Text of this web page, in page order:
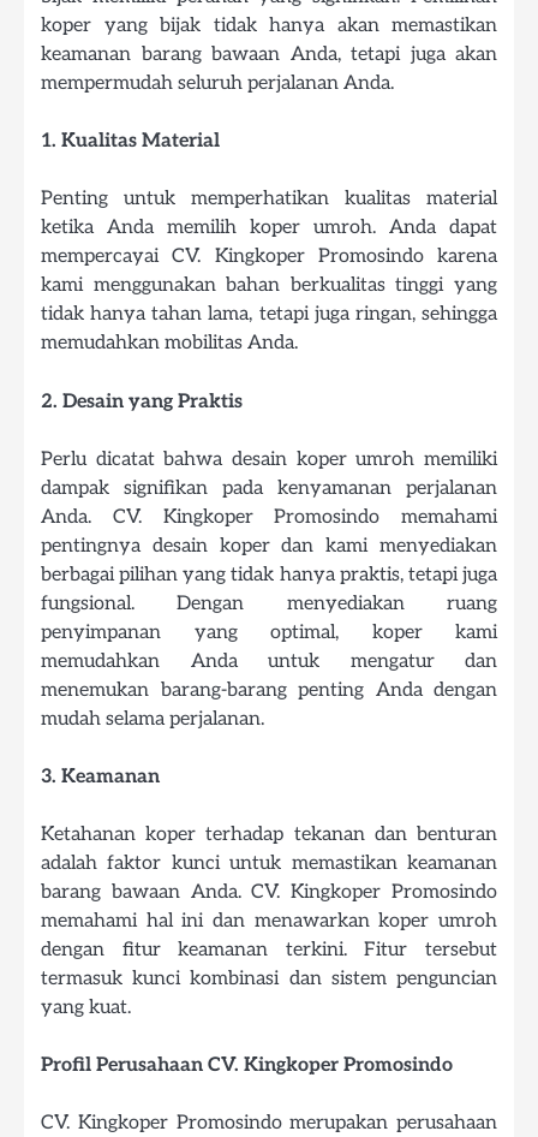
koper yang bijak tidak hanya akan memastikan
keamanan barang bawaan Anda, tetapi juga akan
mempermudah seluruh perjalanan Anda.
1. Kualitas Material
Penting untuk memperhatikan kualitas material
ketika Anda memilih koper umroh. Anda dapat
mempercayai CV. Kingkoper Promosindo karena
kami menggunakan bahan berkualitas tinggi yang
tidak hanya tahan lama, tetapi juga ringan, sehingga
memudahkan mobilitas Anda.
2. Desain yang Praktis
Perlu dicatat bahwa desain koper umroh memiliki
dampak signifikan pada kenyamanan perjalanan
Anda. CV. Kingkoper Promosindo memahami
pentingnya desain koper dan kami menyediakan
berbagai pilihan yang tidak hanya praktis, tetapi juga
fungsional. Dengan menyediakan ruang
penyimpanan yang optimal, koper kami
memudahkan Anda untuk mengatur dan
menemukan barang-barang penting Anda dengan
mudah selama perjalanan.
3. Keamanan
Ketahanan koper terhadap tekanan dan benturan
adalah faktor kunci untuk memastikan keamanan
barang bawaan Anda. CV. Kingkoper Promosindo
memahami hal ini dan menawarkan koper umroh
dengan fitur keamanan terkini. Fitur tersebut
termasuk kunci kombinasi dan sistem penguncian
yang kuat.
Profil Perusahaan CV. Kingkoper Promosindo
CV. Kingkoper Promosindo merupakan perusahaan